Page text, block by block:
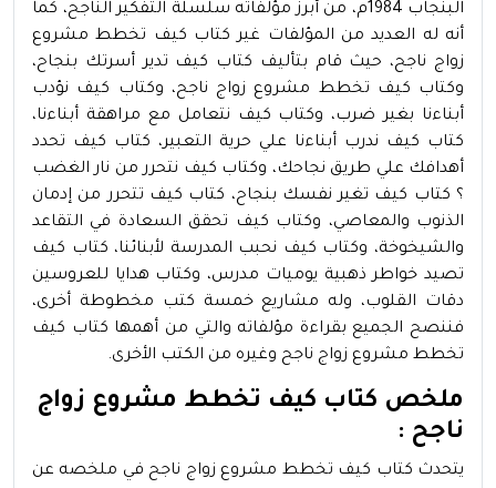
البنجاب 1984م، من أبرز مؤلفاته سلسلة التفكير الناجح، كما
أنه له العديد من المؤلفات غير كتاب كيف تخطط مشروع
زواج ناجح، حيث قام بتأليف كتاب كيف تدير أسرتك بنجاح،
وكتاب كيف تخطط مشروع زواج ناجح، وكتاب كيف نؤدب
أبناءنا بغير ضرب، وكتاب كيف نتعامل مع مراهقة أبناءنا،
كتاب كيف ندرب أبناءنا علي حرية التعبير، كتاب كيف تحدد
أهدافك علي طريق نجاحك، وكتاب كيف نتحرر من نار الغضب
؟ كتاب كيف تغير نفسك بنجاح، كتاب كيف تتحرر من إدمان
الذنوب والمعاصي، وكتاب كيف تحقق السعادة في التقاعد
والشيخوخة، وكتاب كيف نحبب المدرسة لأبنائنا، كتاب كيف
تصيد خواطر ذهبية يوميات مدرس، وكتاب هدايا للعروسين
دقات القلوب، وله مشاريع خمسة كتب مخطوطة أخرى،
فننصح الجميع بقراءة مؤلفاته والتي من أهمها كتاب كيف
تخطط مشروع زواج ناجح وغيره من الكتب الأخرى.
ملخص كتاب كيف تخطط مشروع زواج
ناجح :
يتحدث كتاب كيف تخطط مشروع زواج ناجح في ملخصه عن